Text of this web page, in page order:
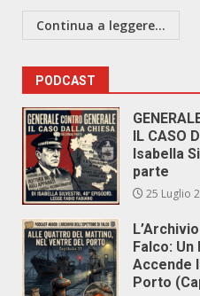
Continua a leggere...
PODCAST
IL CASO
Isabella
parte
25 Luglio
Falco: Un
Accende
Porto